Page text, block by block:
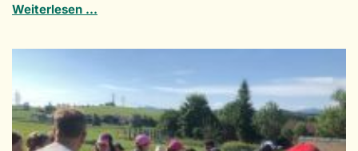
Weiterlesen …